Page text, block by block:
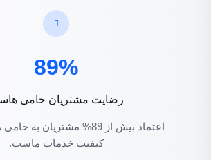
89%
رضایت مشتریان حامی
اعتماد بیش از 89% مشتریان
کیفیت خدمات ماست.